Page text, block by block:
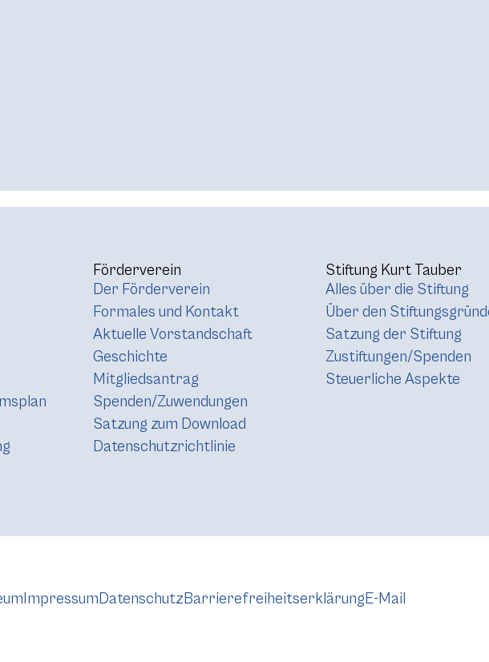
Förderverein
Der Förderverein
Formales und Kontakt
Aktuelle Vorstandschaft
Geschichte
Mitgliedsantrag
Spenden/Zuwendungen
Satzung zum Download
Datenschutzrichtlinie
Stiftung Kurt Tauber
Alles über die Stiftung
Über den
Satzung der Stiftung
Zustiftungen/Spenden
Steuerliche Aspekte
ImpressumDatenschutzBarrierefreiheitserklärungE-Mail